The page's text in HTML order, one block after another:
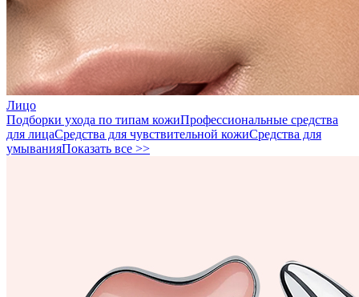
Лицо
Подборки ухода по типам кожиПрофессиональные средства
для лицаСредства для чувствительной кожиСредства для
умыванияПоказать все >>